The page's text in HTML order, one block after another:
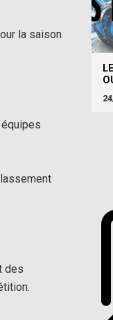
la saison
des